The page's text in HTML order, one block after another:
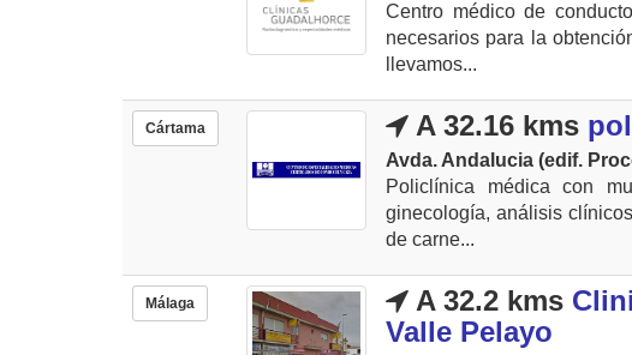
Centro médico de
necesarios para la
llevamos...
Cártama A 32.16 kms
Avda. Andalucia (edif.
Policlínica médica con
ginecología, análisis
de carne...
Málaga A 32.2 kms
Valle Pelayo